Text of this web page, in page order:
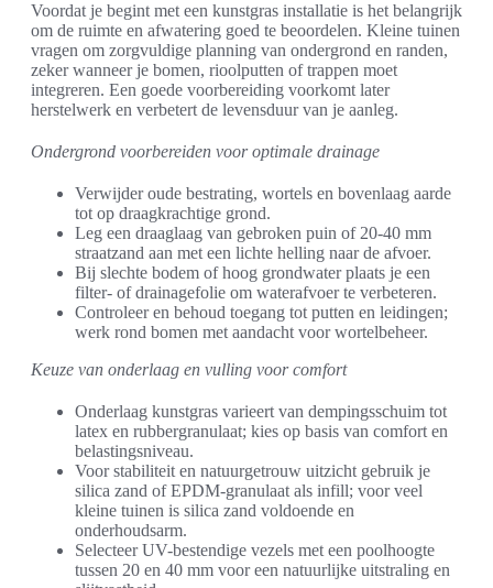
Voordat je begint met een kunstgras installatie is het belangrijk
om de ruimte en afwatering goed te beoordelen. Kleine tuinen
vragen om zorgvuldige planning van ondergrond en randen,
zeker wanneer je bomen, rioolputten of trappen moet
integreren. Een goede voorbereiding voorkomt later
herstelwerk en verbetert de levensduur van je aanleg.
Ondergrond voorbereiden voor optimale drainage
Verwijder oude bestrating, wortels en bovenlaag aarde
tot op draagkrachtige grond.
Leg een draaglaag van gebroken puin of 20-40 mm
straatzand aan met een lichte helling naar de afvoer.
Bij slechte bodem of hoog grondwater plaats je een
filter- of drainagefolie om waterafvoer te verbeteren.
Controleer en behoud toegang tot putten en leidingen;
werk rond bomen met aandacht voor wortelbeheer.
Keuze van onderlaag en vulling voor comfort
Onderlaag kunstgras varieert van dempingsschuim tot
latex en rubbergranulaat; kies op basis van comfort en
belastingsniveau.
Voor stabiliteit en natuurgetrouw uitzicht gebruik je
silica zand of EPDM-granulaat als infill; voor veel
kleine tuinen is silica zand voldoende en
onderhoudsarm.
Selecteer UV-bestendige vezels met een poolhoogte
tussen 20 en 40 mm voor een natuurlijke uitstraling en